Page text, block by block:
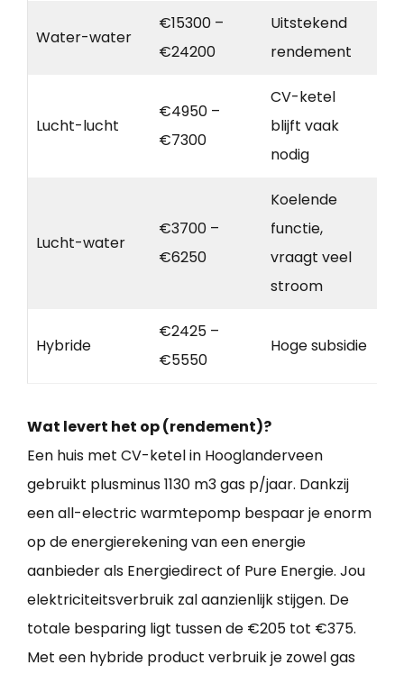
Water-water
€15300 –
€24200
Uitstekend
rendement
Lucht-lucht
€4950 –
€7300
CV-ketel
blijft vaak
nodig
Lucht-water
€3700 –
€6250
Koelende
functie,
vraagt veel
stroom
Hybride
€2425 –
€5550
Hoge subsidie
Wat levert het op (rendement)?
Een huis met CV-ketel in Hooglanderveen
gebruikt plusminus 1130 m3 gas p/jaar. Dankzij
een all-electric warmtepomp bespaar je enorm
op de energierekening van een energie
aanbieder als Energiedirect of Pure Energie. Jou
elektriciteitsverbruik zal aanzienlijk stijgen. De
totale besparing ligt tussen de €205 tot €375.
Met een hybride product verbruik je zowel gas